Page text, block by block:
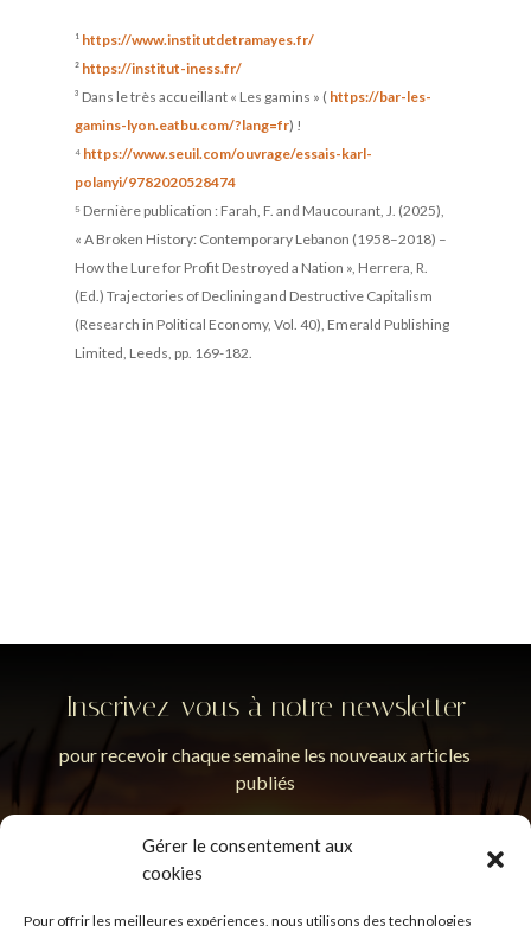
Gérer le consentement aux
cookies
Pour offrir les meilleures expériences, nous utilisons des technologies
¹ https://www.institutdetramayes.fr/
² https://institut-iness.fr/
³ Dans le très accueillant « Les gamins » ( https://bar-les-
gamins-lyon.eatbu.com/?lang=fr) !
⁴ https://www.seuil.com/ouvrage/essais-karl-
polanyi/9782020528474
⁵ Dernière publication : Farah, F. and Maucourant, J. (2025),
« A Broken History: Contemporary Lebanon (1958–2018) –
How the Lure for Profit Destroyed a Nation », Herrera, R.
(Ed.) Trajectories of Declining and Destructive Capitalism
(Research in Political Economy, Vol. 40), Emerald Publishing
Limited, Leeds, pp. 169-182.
Inscrivez-vous à notre newsletter
pour recevoir chaque semaine les nouveaux articles
publiés